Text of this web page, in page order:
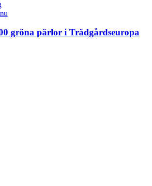
gröna pärlor i Trädgårdseuropa